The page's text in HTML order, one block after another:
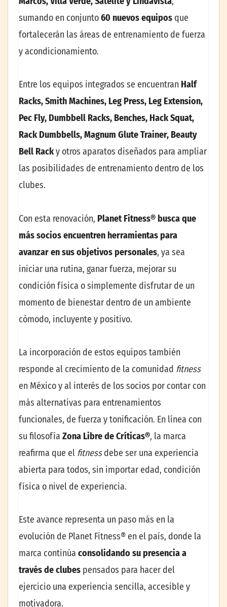
sumando en conjunto60 nuevos equipos que
fortalecerán las áreas de entrenamiento de fuerza
y acondicionamiento.
Entre los equipos integrados se encuentran Half
Racks, Smith Machines, Leg Press, Leg Extension,
Pec Fly, Dumbbell Racks, Benches, Hack Squat,
Rack Dumbbells, Magnum Glute Trainer, Beauty
Bell Racky otros aparatos diseñados para ampliar
las posibilidades de entrenamiento dentro de los
clubes.
Con esta renovación, Planet Fitness® busca que
más socios encuentren herramientas para
avanzar en sus objetivos personales, ya sea
iniciar una rutina, ganar fuerza, mejorar su
condición física o simplemente disfrutar de un
momento de bienestar dentro de un ambiente
cómodo, incluyente y positivo.
La incorporación de estos equipos también
responde al crecimiento de la comunidad fitness
en México y al interés de los socios por contar con
más alternativas para entrenamientos
funcionales, de fuerza y tonificación. En línea con
su filosofía Zona Libre de Críticas®, la marca
reafirma que el fitnessdebe ser una experiencia
abierta para todos, sin importar edad, condición
física o nivel de experiencia.
Este avance representa un paso más en la
evolución de Planet Fitness® en el país, donde la
marca continúa consolidando su presencia a
través de clubes pensados para hacer del
ejercicio una experiencia sencilla, accesible y
motivadora.